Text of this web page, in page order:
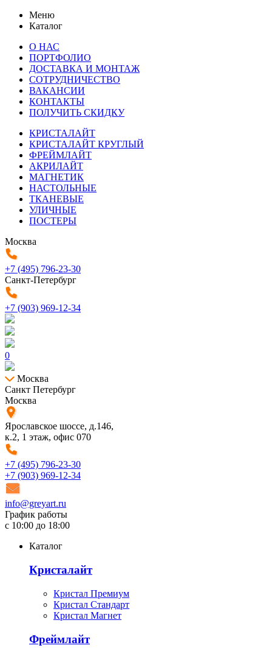
Меню
Каталог
О НАС
ПОРТФОЛИО
ДОСТАВКА И МОНТАЖ
СОТРУДНИЧЕСТВО
ВАКАНСИИ
КОНТАКТЫ
ПОЛУЧИТЬ СКИДКУ
КРИСТАЛАЙТ
КРИСТАЛАЙТ КРУГЛЫЙ
ФРЕЙМЛАЙТ
АКРИЛАЙТ
МАГНЕТИК
НАСТОЛЬНЫЕ
ТКАНЕВЫЕ
УЛИЧНЫЕ
ПОСТЕРЫ
Москва
+7 (495) 796-23-30
Санкт-Петербург
+7 (903) 969-12-34
0
Москва
Санкт Петербург
Москва
Ярославское шоссе, д.146,
к.2, 1 этаж, офис 070
+7 (495) 796-23-30
+7 (903) 969-12-34
info@greyart.ru
График работы
с 10:00 до 18:00
Каталог
Кристалайт
Кристал Премиум
Кристал Стандарт
Кристал Магнет
Фреймлайт